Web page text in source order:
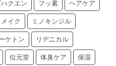
ハクエン フッ素 ヘアケア
イク ミノキシジル
ケトン リデニカル
位元堂 体臭ケア 保湿